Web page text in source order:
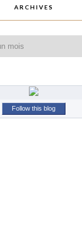
ARCHIVES
Follow this blog